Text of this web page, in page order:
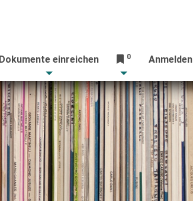
Dokumente einreichen 0 Anmelden